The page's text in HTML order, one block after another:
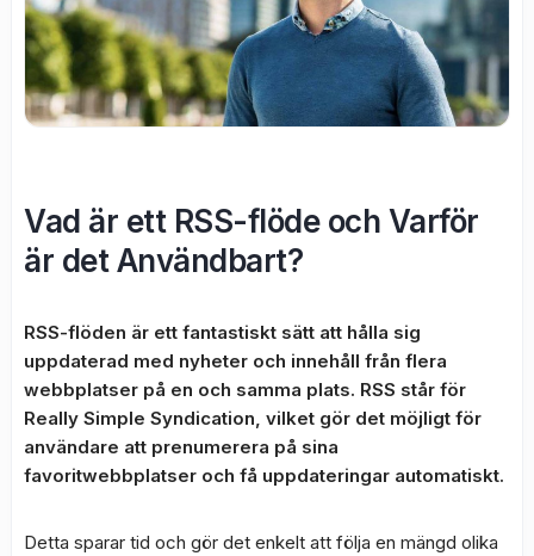
Vad är ett RSS-flöde och Varför
är det Användbart?
RSS-flöden är ett fantastiskt sätt att hålla sig
uppdaterad med nyheter och innehåll från flera
webbplatser på en och samma plats. RSS står för
Really Simple Syndication, vilket gör det möjligt för
användare att prenumerera på sina
favoritwebbplatser och få uppdateringar automatiskt.
Detta sparar tid och gör det enkelt att följa en mängd olika